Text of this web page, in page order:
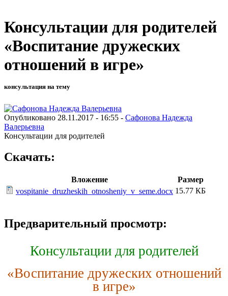
Консультации для родителей
«Воспитание дружеских
отношений в игре»
консультация на тему
Опубликовано 28.11.2017 - 16:55 - Сафонова Надежда
Валерьевна
Консультации для родителей
Скачать:
Вложение
Размер
vospitanie_druzheskih_otnosheniy_v_seme.docx 15.77 КБ
Предварительный просмотр:
Консультации для родителей
«Воспитание дружеских отношений
в игре»